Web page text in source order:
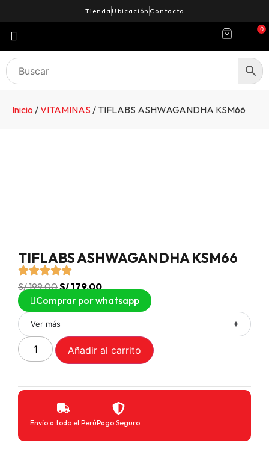
Tienda Ubicación Contacto
0
Inicio /VITAMINAS / TIFLABS ASHWAGANDHA KSM66
TIFLABS ASHWAGANDHA KSM66
S/199.00S/179.00
Comprar por whatsapp
Ver más
Añadir al carrito
Envío a todo el PerúPago Seguro